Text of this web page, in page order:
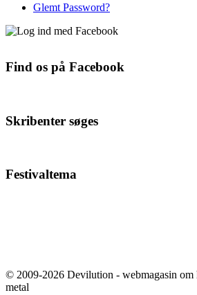
Glemt Password?
Find os på Facebook
Skribenter søges
Festivaltema
© 2009-2026 Devilution - webmagasin om
metal